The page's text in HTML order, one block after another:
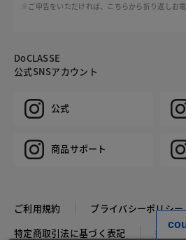
※ご申告をいただければ、こちらから折り返しお
DoCLASSE
公式SNSアカウント
公式
商品サポート
ご利用規約
プライバシーポリシー
特定商取引法に基づく表記
推奨環